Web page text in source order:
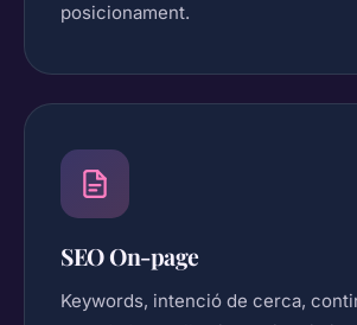
posicionament.
SEO On-page
Keywords, intenció de cerca,